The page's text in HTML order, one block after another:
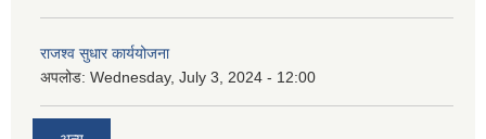
राजश्व सुधार कार्ययोजना
अपलोड: Wednesday, July 3, 2024 - 12:00